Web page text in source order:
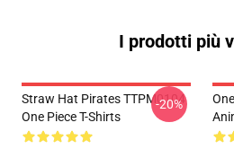
I prodotti più
Straw Hat Pirates TTPM0104
One Piece T-Shirts
-20%